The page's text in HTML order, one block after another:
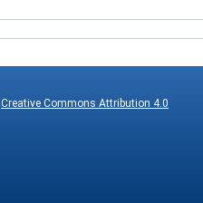
Creative Commons Attribution 4.0